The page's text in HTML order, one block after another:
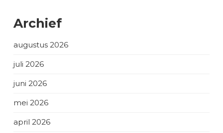
Archief
augustus 2026
juli 2026
juni 2026
mei 2026
april 2026